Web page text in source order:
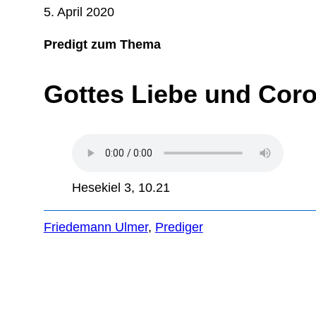
5. April 2020
Predigt zum Thema
Gottes Liebe und
Hesekiel 3, 10.21
Friedemann Ulmer, Prediger